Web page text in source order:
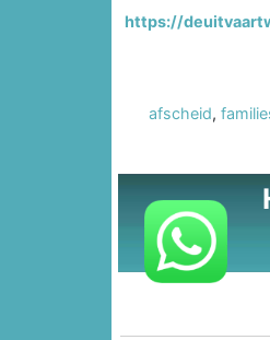
https://
afscheid,